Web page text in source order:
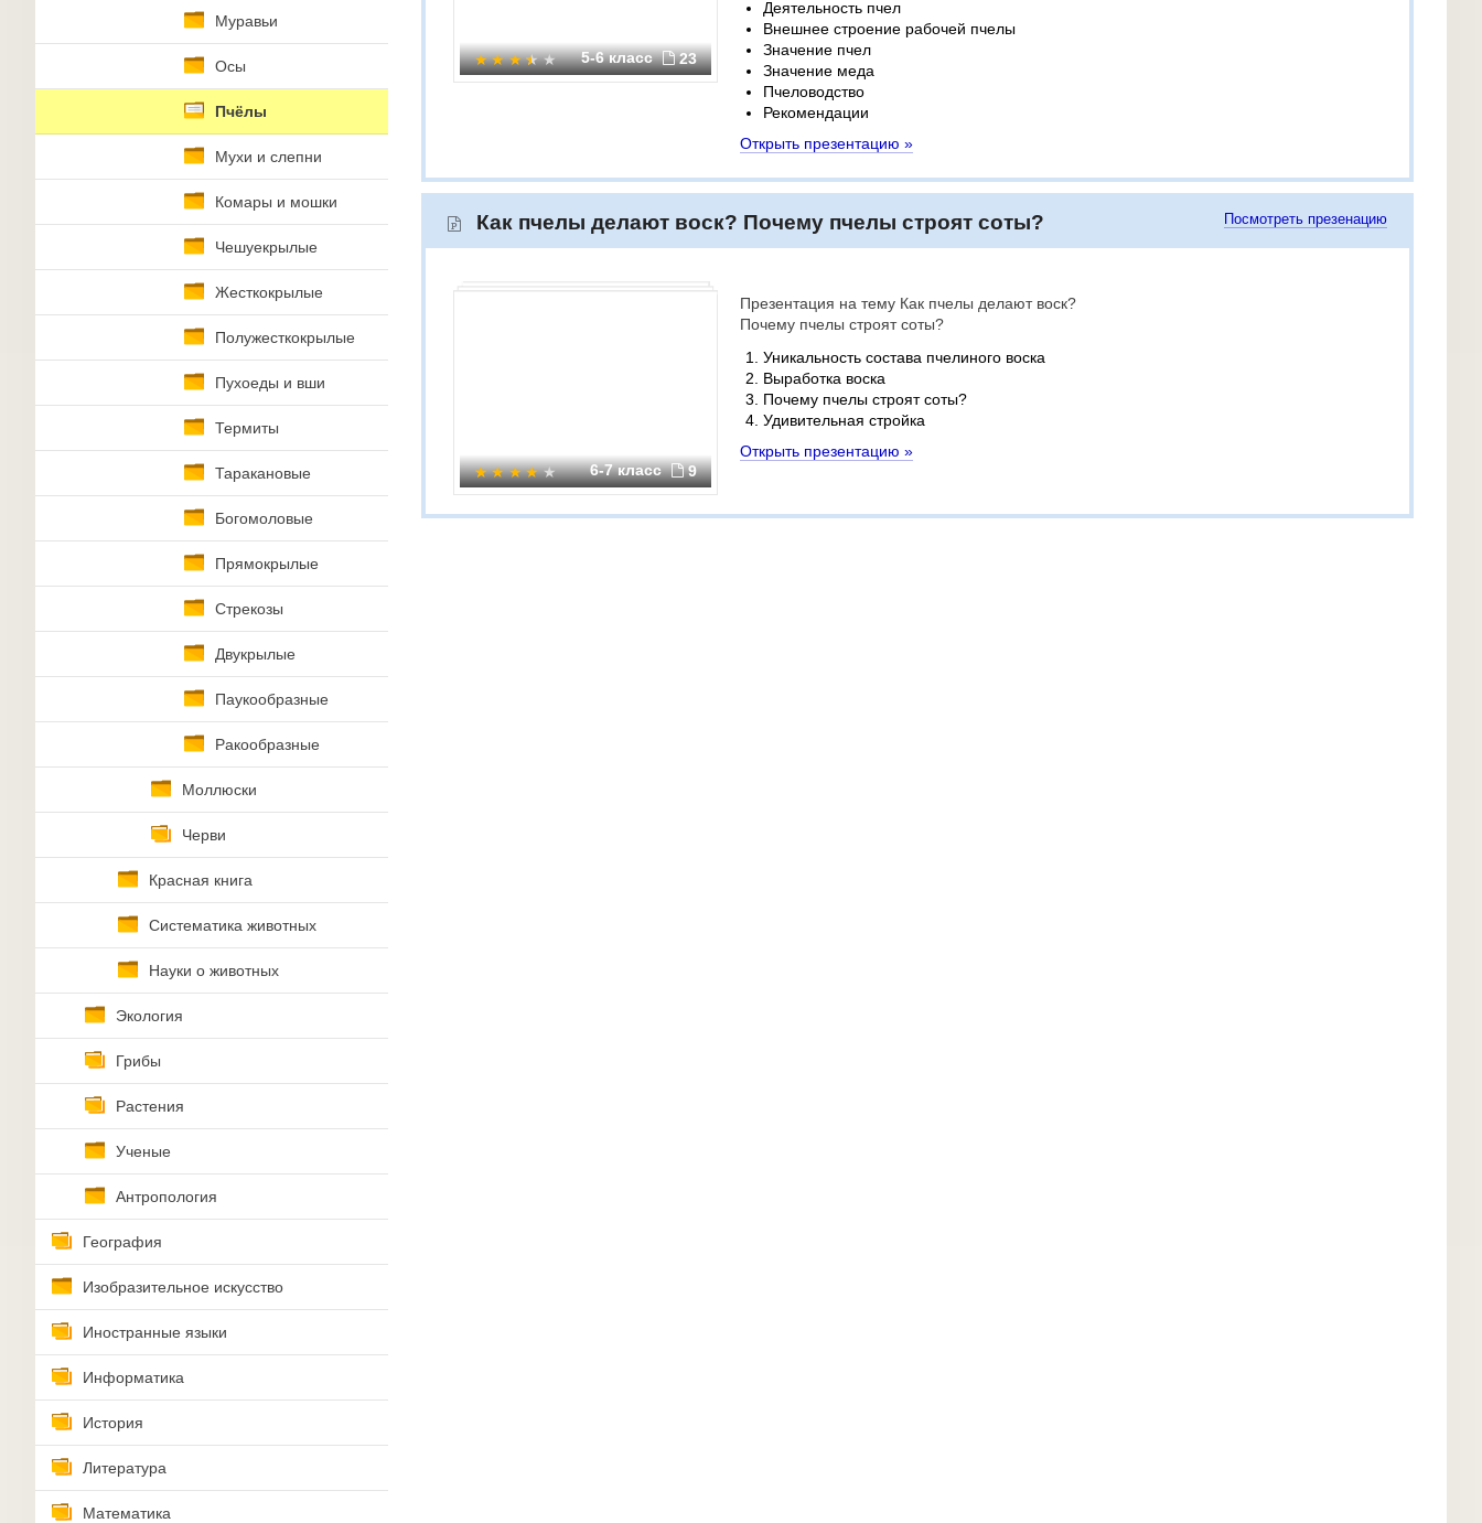
Муравьи
Осы
Пчёлы
Мухи и слепни
Комары и мошки
Чешуекрылые
Жесткокрылые
Полужесткокрылые
Пухоеды и вши
Термиты
Таракановые
Богомоловые
Прямокрылые
Стрекозы
Двукрылые
Паукообразные
Ракообразные
Моллюски
Черви
Красная книга
Систематика животных
Науки о животных
Экология
Грибы
Растения
Ученые
Антропология
География
Изобразительное искусство
Иностранные языки
Информатика
История
Литература
Математика
5-6 класс 23
Деятельность пчел
Внешнее строение рабочей пчелы
Значение пчел
Значение меда
Пчеловодство
Рекомендации
Открыть презентацию »
Как пчелы делают воск? Почему пчелы строят соты? Посмотреть презенацию
6-7 класс 9
Презентация на тему Как пчелы делают воск?
Почему пчелы строят соты?
Уникальность состава пчелиного воска
Выработка воска
Почему пчелы строят соты?
Удивительная стройка
Открыть презентацию »